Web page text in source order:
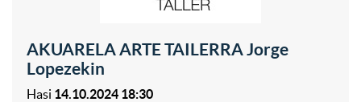
AKUARELA ARTE TAILERRA Jorge
Lopezekin
Hasi 14.10.2024 18:30